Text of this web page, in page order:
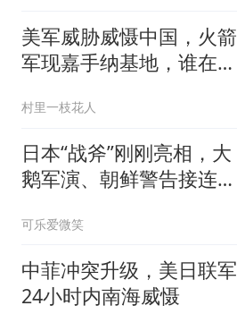
美军威胁威慑中国，火箭
军现嘉手纳基地，谁在虚
村里一枝花人
日本“战斧”刚刚亮相，大
鹅军演、朝鲜警告接连出
可乐爱微笑
中菲冲突升级，美日联军
24小时内南海威慑